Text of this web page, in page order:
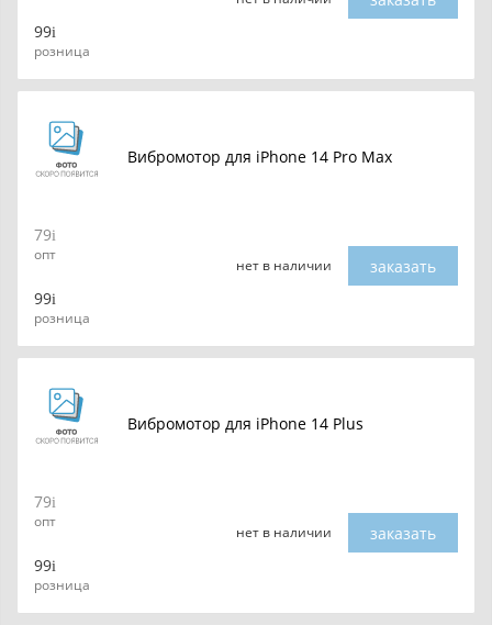
99
розница
Вибромотор для iPhone 14 Pro Max
79
опт
99
розница
нет в наличии заказать
Вибромотор для iPhone 14 Plus
79
опт
99
розница
нет в наличии заказать